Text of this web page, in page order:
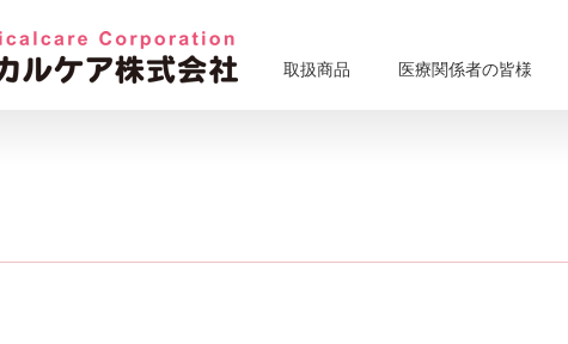
取扱商品 医療関係者の皆様